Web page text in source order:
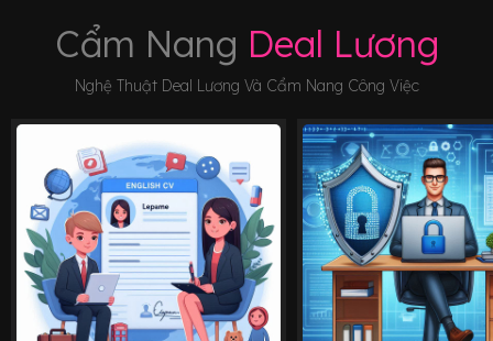
Cẩm Nang Deal Lương
Nghệ Thuật Deal Lương Và Cẩm Nang Công Việc